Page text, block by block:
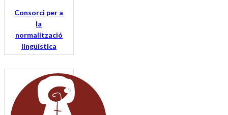
Consorci per a
la
normalització
lingüística